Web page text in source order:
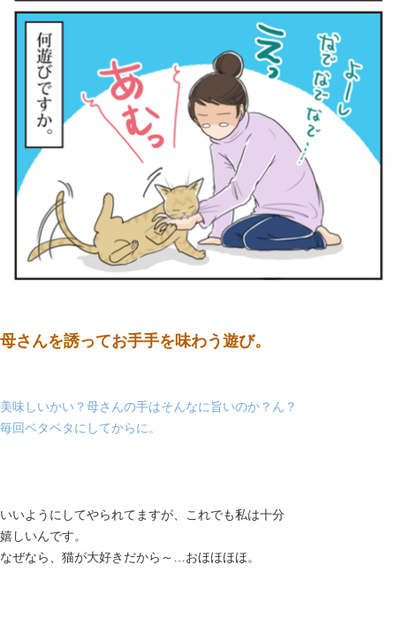
母さんを誘ってお手手を味わう遊び。
美味しいかい？母さんの手はそんなに旨いのか？ん？
毎回ベタベタにしてからに。
いいようにしてやられてますが、これでも私は十分
嬉しいんです。
なぜなら、猫が大好きだから～…おほほほほ。